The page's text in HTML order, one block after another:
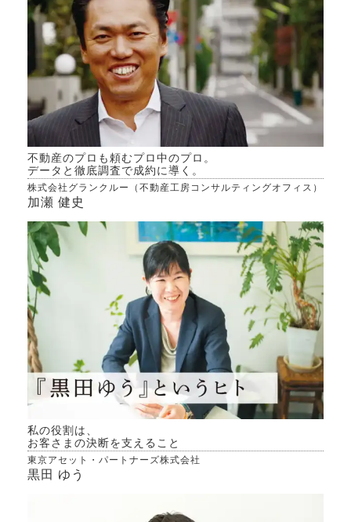
専門
して何が予想されますか？
不動産のプロも頼むプロ中のプロ。
データと徹底調査で成約に導く。
株式会社グランクルー（不動産工房コンサルティングオフィス）
加瀬 健史
私の役割は、
お客さまの決断を支えること
東京アセット・パートナーズ株式会社
黒田 ゆう